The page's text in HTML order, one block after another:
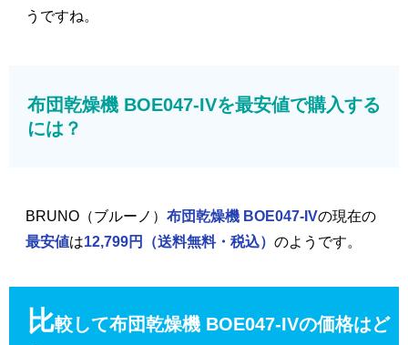
うですね。
布団乾燥機 BOE047-IVを最安値で購入する
には？
BRUNO（ブルーノ） 布団乾燥機 BOE047-IVの現在の
最安値は12,799円 （送料無料・税込） のようです。
比較して布団乾燥機 BOE047-IVの価格はど